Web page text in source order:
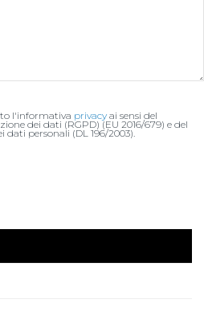
l'informativa privacy ai sensi del
dei dati (RGPD) (EU 2016/679) e del
personali (DL 196/2003).